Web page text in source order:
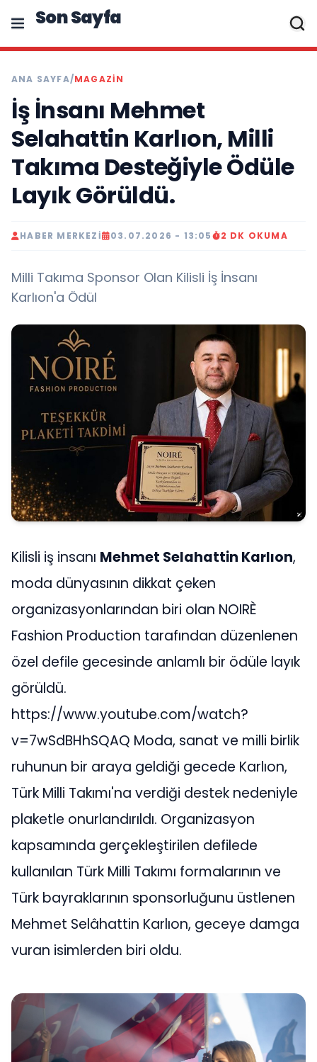
Son Sayfa
ANA SAYFA/MAGAZIN
İş İnsanı Mehmet
Selahattin Karlıon, Milli
Takıma Desteğiyle Ödüle
Layık Görüldü.
HABER MERKEZI 03.07.2026 - 13:05 2 DK OKUMA
Milli Takıma Sponsor Olan Kilisli İş İnsanı
Karlıon'a Ödül
Kilisli iş insanı Mehmet Selahattin Karlıon,
moda dünyasının dikkat çeken
organizasyonlarından biri olan NOIRÈ
Fashion Production tarafından düzenlenen
özel defile gecesinde anlamlı bir ödüle layık
görüldü.
https://www.youtube.com/watch?
v=7wSdBHhSQAQ Moda, sanat ve milli birlik
ruhunun bir araya geldiği gecede Karlıon,
Türk Milli Takımı'na verdiği destek nedeniyle
plaketle onurlandırıldı. Organizasyon
kapsamında gerçekleştirilen defilede
kullanılan Türk Milli Takımı formalarının ve
Türk bayraklarının sponsorluğunu üstlenen
Mehmet Selâhattin Karlıon, geceye damga
vuran isimlerden biri oldu.